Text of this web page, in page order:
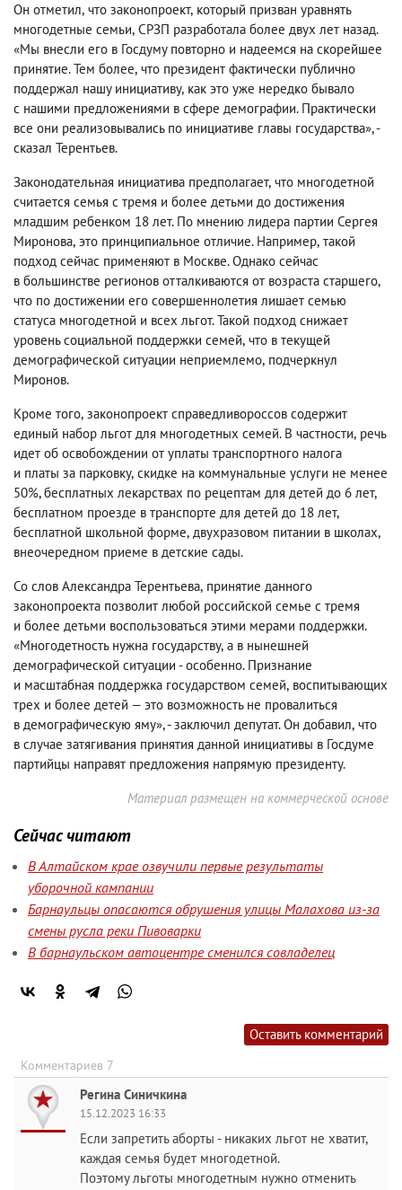
Он отметил, что законопроект, который призван уравнять
многодетные семьи, СРЗП разработала более двух лет назад.
«Мы внесли его в Госдуму повторно и надеемся на скорейшее
принятие. Тем более, что президент фактически публично
поддержал нашу инициативу, как это уже нередко бывало
с нашими предложениями в сфере демографии. Практически
все они реализовывались по инициативе главы государства»,-
сказал Терентьев.
Законодательная инициатива предполагает, что многодетной
считается семья с тремя и более детьми до достижения
младшим ребенком 18 лет. По мнению лидера партии Сергея
Миронова, это принципиальное отличие. Например, такой
подход сейчас применяют в Москве. Однако сейчас
в большинстве регионов отталкиваются от возраста старшего,
что по достижении его совершеннолетия лишает семью
статуса многодетной и всех льгот. Такой подход снижает
уровень социальной поддержки семей, что в текущей
демографической ситуации неприемлемо, подчеркнул
Миронов.
Кроме того, законопроект справедливороссов содержит
единый набор льгот для многодетных семей. В частности, речь
идет об освобождении от уплаты транспортного налога
и платы за парковку, скидке на коммунальные услуги не менее
50%, бесплатных лекарствах по рецептам для детей до 6 лет,
бесплатном проезде в транспорте для детей до 18 лет,
бесплатной школьной форме, двухразовом питании в школах,
внеочередном приеме в детские сады.
Со слов Александра Терентьева, принятие данного
законопроекта позволит любой российской семье с тремя
и более детьми воспользоваться этими мерами поддержки.
«Многодетность нужна государству, а в нынешней
демографической ситуации -особенно. Признание
и масштабная поддержка государством семей, воспитывающих
трех и более детей — это возможность не провалиться
в демографическую яму»,-заключил депутат. Он добавил, что
в случае затягивания принятия данной инициативы в Госдуме
партийцы направят предложения напрямую президенту.
Материал размещен на коммерческой основе
Сейчас читают
В Алтайском крае озвучили первые результаты
уборочной кампании
Барнаульцы опасаются обрушения улицы Малахова из-за
смены русла реки Пивоварки
В барнаульском автоцентре сменился совладелец
Оставить комментарий
Комментариев 7
Регина Синичкина
15.12.2023 16:33
Если запретить аборты - никаких льгот не хватит,
каждая семья будет многодетной.
Поэтому льготы многодетным нужно отменить